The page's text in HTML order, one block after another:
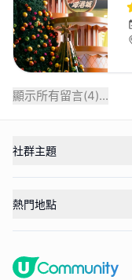
顯示所有留言(4)...
社群主題
熱門地點